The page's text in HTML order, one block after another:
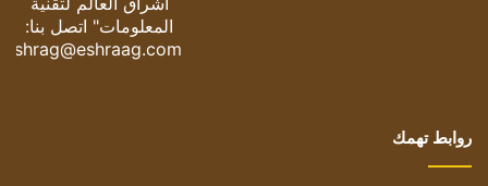
المعلومات" اتصل بنا:
eshrag@eshraag.com
روابط تهمك